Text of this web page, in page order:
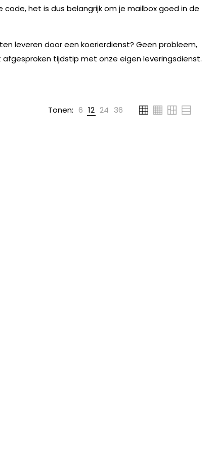
het is dus belangrijk om je mailbox goed in de
leveren door een koerierdienst? Geen probleem,
tijdstip met onze eigen leveringsdienst.
Tonen: 6 12 24 36